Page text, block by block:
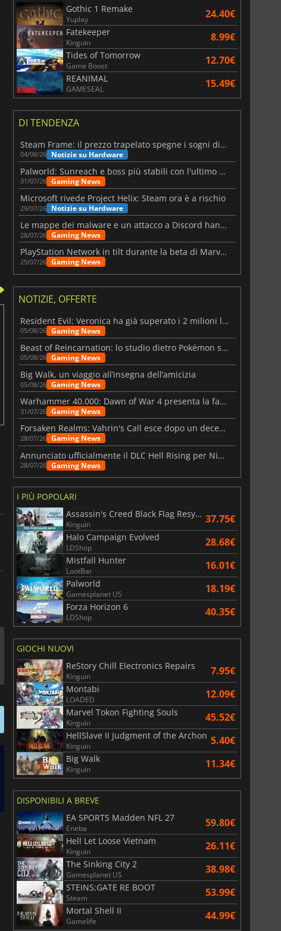
6.77€ 15.48
Gothic 1 Remake
Yuplay 24.40€
Fatekeeper
Kinguin 8.99€
Tides of Tomorrow
Game Boost 12.70€
REANIMAL
GAMESEAL 15.49€
DI TENDENZA
Steam Frame: il prezzo trapelato spegne i sogni di un VR economico
04/08/26 Notizie su Hardware
Palworld: Sunreach e boss più stabili con l'ultimo update
31/07/26 Gaming News
Microsoft rivede Project Helix: Steam ora è a rischio
29/07/26 Notizie su Hardware
Le mappe dei malware e un attacco a Discord hanno colpito Meccha Chameleon
28/07/26 Gaming News
PlayStation Network in tilt durante la beta di Marvel Tōkon
25/07/26 Gaming News
NOTIZIE, OFFERTE
Resident Evil: Veronica ha già superato i 2 milioni liste dei desideri
05/08/26 Gaming News
Beast of Reincarnation: lo studio dietro Pokémon su una nuova strada
05/08/26 Gaming News
Big Walk, un viaggio all’insegna dell’amicizia
05/08/26 Gaming News
Warhammer 40.000: Dawn of War 4 presenta la fazione dei Necron
31/07/26 Gaming News
Forsaken Realms: Vahrin's Call esce dopo un decennio di sviluppo
28/07/26 Gaming News
Annunciato ufficialmente il DLC Hell Rising per Nioh 3
28/07/26 Gaming News
I PIÙ POPOLARI
Assassin's Creed Black Flag Resynced
Kinguin 37.75€
Halo Campaign Evolved
LDShop 28.68€
Mistfall Hunter
LootBar 16.01€
Palworld
Gamesplanet US 18.19€
Forza Horizon 6
LDShop 40.35€
GIOCHI NUOVI
ReStory Chill Electronics Repairs
Kinguin 7.95€
Montabi
LOADED 12.09€
Marvel Tokon Fighting Souls
Kinguin 45.52€
HellSlave II Judgment of the Archon
Kinguin 5.40€
Big Walk
Kinguin 11.34€
DISPONIBILI A BREVE
EA SPORTS Madden NFL 27
Eneba 59.80€
Hell Let Loose Vietnam
Kinguin 26.11€
The Sinking City 2
Gamesplanet US 38.98€
STEINS;GATE RE BOOT
Steam 53.99€
Mortal Shell II
Gamelife 44.99€